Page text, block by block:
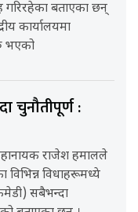
गरिरहेका बताएका छन्
कार्यालयमा
चुनौतीपूर्ण :
राजेश हमालले
विभिन्न विधाहरूमध्ये
सबैभन्दा